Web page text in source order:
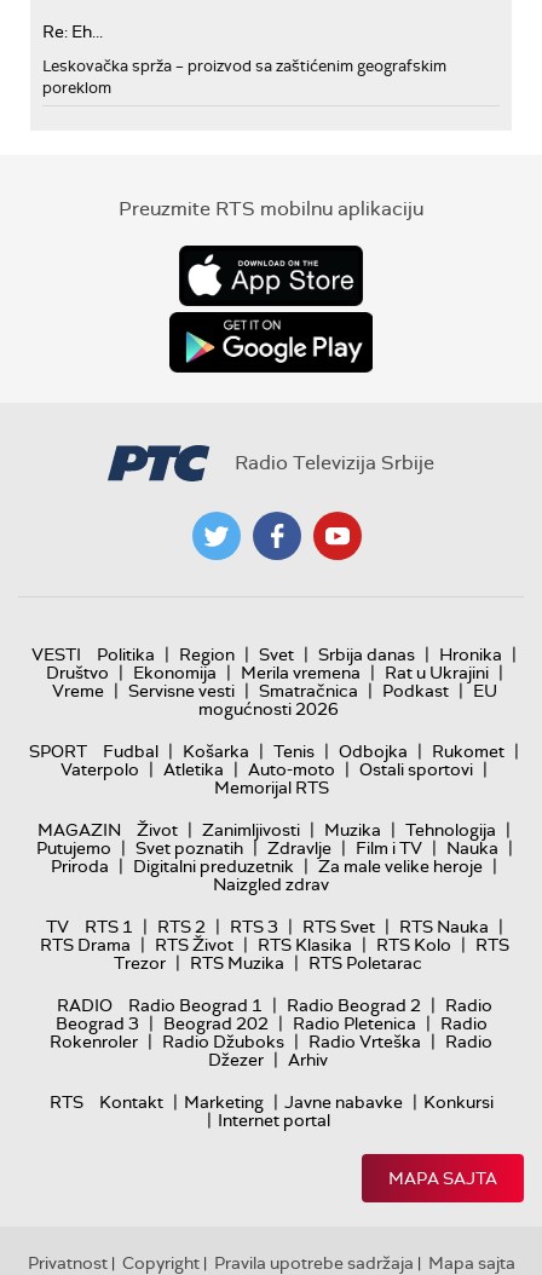
Re: Eh...
Leskovačka sprža – proizvod sa zaštićenim geografskim
poreklom
Preuzmite RTS mobilnu aplikaciju
Radio Televizija Srbije
VESTI Politika | Region | Svet | Srbija danas | Hronika |
Društvo | Ekonomija | Merila vremena | Rat u Ukrajini |
Vreme | Servisne vesti | Smatračnica | Podkast | EU
mogućnosti 2026
SPORT
Fudbal | Košarka | Tenis | Odbojka | Rukomet |
Vaterpolo | Atletika | Auto-moto | Ostali sportovi |
Memorijal RTS
MAGAZIN
Život | Zanimljivosti | Muzika | Tehnologija |
Putujemo | Svet poznatih | Zdravlje | Film i TV | Nauka |
Priroda | Digitalni preduzetnik | Za male velike heroje |
Naizgled zdrav
TV
RTS 1 | RTS 2 | RTS 3 | RTS Svet | RTS Nauka |
RTS Drama | RTS Život | RTS Klasika | RTS Kolo | RTS
Trezor | RTS Muzika | RTS Poletarac
RADIO
Radio Beograd 1 | Radio Beograd 2 | Radio
Beograd 3 | Beograd 202 | Radio Pletenica | Radio
Rokenroler | Radio Džuboks | Radio Vrteška | Radio
Džezer | Arhiv
RTS
Kontakt | Marketing | Javne nabavke | Konkursi
| Internet portal
MAPA SAJTA
Privatnost| Copyright| Pravila upotrebe sadržaja | Mapa sajta